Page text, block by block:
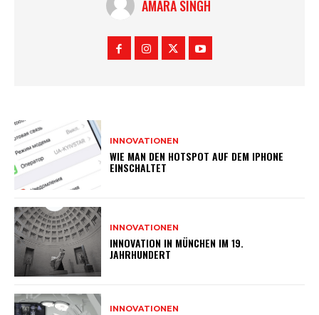
AMARA SINGH
INNOVATIONEN
WIE MAN DEN HOTSPOT AUF DEM IPHONE
EINSCHALTET
INNOVATIONEN
INNOVATION IN MÜNCHEN IM 19.
JAHRHUNDERT
INNOVATIONEN